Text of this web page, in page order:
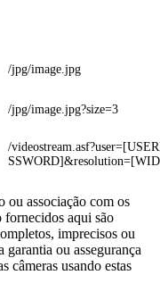
/jpg/image.jpg
/jpg/image.jpg?size=3
/
ou associação com os
fornecidos aqui são
imprecisos ou
ou assegurança
câmeras usando estas